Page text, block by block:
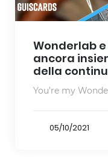
Wonderlab
ancora
della
You’re my
05/10/2021